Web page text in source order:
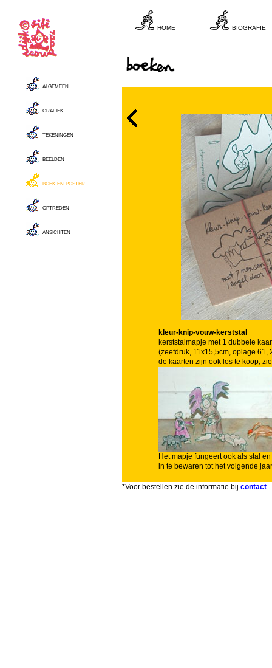
kleur-knip-vouw-kerststal
kerststalmapje met 1 dubbele
(zeefdruk, 11x15,5cm, oplage 61,
de kaarten zijn ook los te koop,
Het mapje fungeert ook als stal
in te bewaren tot het volgende
*Voor bestellen zie de informatie bij contact.